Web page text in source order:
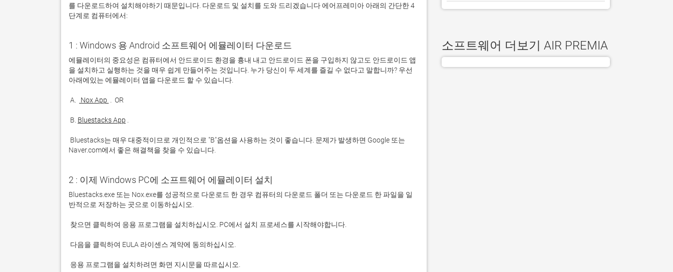
를 다운로드하여 설치해야하기 때문입니다. 다운로드 및 설치를 도와 드리겠습니다 에어프레미아 아래의 간단한 4
단계로 컴퓨터에서:
1 : Windows 용 Android 소프트웨어 에뮬레이터 다운로드
에뮬레이터의 중요성은 컴퓨터에서 안드로이드 환경을 흉내 내고 안드로이드 폰을 구입하지 않고도 안드로이드 앱
을 설치하고 실행하는 것을 매우 쉽게 만들어주는 것입니다. 누가 당신이 두 세계를 즐길 수 없다고 말합니까? 우선
A. Nox App
B. Bluestacks App
Naver.com에서 좋은 해결책을 찾을 수 있습니다.
2 : 이제 Windows PC에 소프트웨어 에뮬레이터 설치
Bluestacks.exe 또는 Nox.exe를 성공적으로 다운로드 한 경우 컴퓨터의 다운로드 폴더 또는 다운로드 한 파일을 일
소프트웨어 더보기 AIR PREMIA